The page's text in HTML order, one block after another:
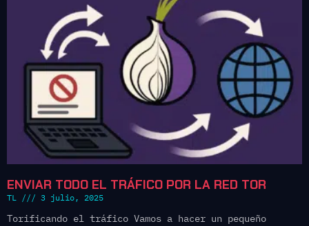
ENVIAR TODO EL TRÁFICO POR LA RED TOR
TL 3 julio, 2025
Torificando el tráfico Vamos a hacer un pequeño